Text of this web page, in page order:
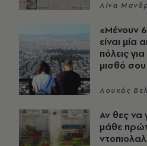
Λίνα
«Μένουν
είναι μία
πόλεις
μισθό σου
Λουκάς
Αν θες να
μάθε